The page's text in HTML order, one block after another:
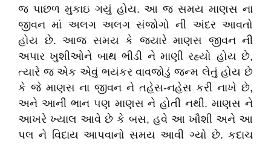
જ પાછળ મુકાઇ ગયું હોય. આ જ સમય માણસ ના
જીવન માં અલગ અલગ સંજોગો ની અંદર આવતો
હોય છે. આજ સમય કે જ્યારે માણસ જીવન ની
અપાર ખુશીઓને બાથ ભીડી ને માણી રહ્યો હોય છે,
ત્યારે જ એક એવું ભયંકર વાવજોડું જન્મ લેતું હોય છે
કે જે માણસ ના જીવન ને તહેસ-નહેસ કરી નાખે છે,
અને આની ભાન પણ માણસ ને હોતી નથી. માણસ ને
આખરે ખ્યાલ આવે છે કે બસ, હવે આ ખૌશી અને આ
પલ ને વિદાય આપવાનો સમય આવી ગ્યો છે. કદાચ